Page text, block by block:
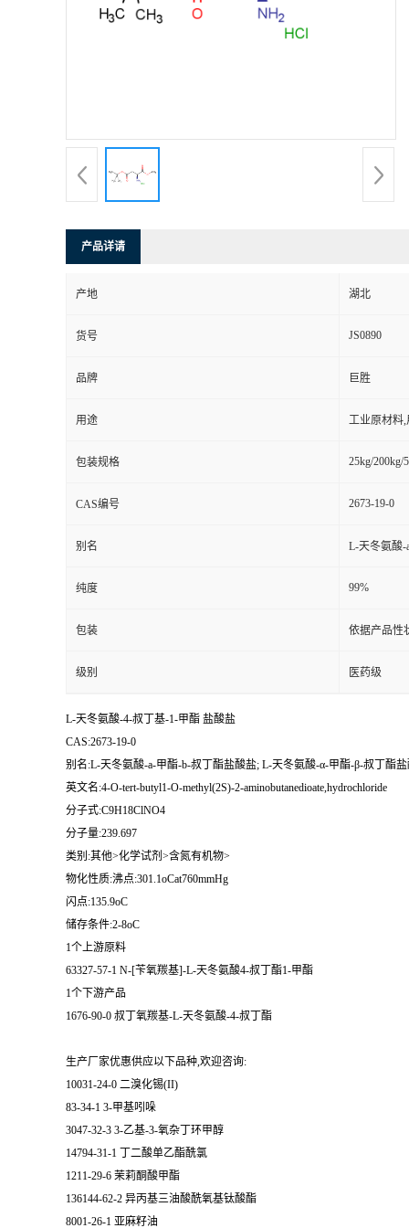
产品详请
产地 湖北
货号 JS0890
品牌 巨胜
用途 工业原材料
包装规格 25kg/200kg/
CAS编号 2673-19-0
别名 L-天冬氨酸-
纯度 99%
包装 依据产品性
级别 医药级
L-天冬氨酸-4-叔丁基-1-甲酯 盐酸盐
CAS:2673-19-0
别名:L-天冬氨酸-a-甲酯-b-叔丁酯盐酸盐; L-天冬氨酸-α-甲酯-β-叔丁酯
英文名:4-O-tert-butyl1-O-methyl(2S)-2-aminobutanedioate,hydrochloride
分子式:C9H18ClNO4
分子量:239.697
类别:其他>化学试剂>含氮有机物>
物化性质:沸点:301.1oCat760mmHg
闪点:135.9oC
储存条件:2-8oC
1个上游原料
63327-57-1 N-[苄氧羰基]-L-天冬氨酸4-叔丁酯1-甲酯
1个下游产品
1676-90-0 叔丁氧羰基-L-天冬氨酸-4-叔丁酯
生产厂家优惠供应以下品种,欢迎咨询:
10031-24-0 二溴化锡(II)
83-34-1 3-甲基吲哚
3047-32-3 3-乙基-3-氧杂丁环甲醇
14794-31-1 丁二酸单乙酯酰氯
1211-29-6 茉莉酮酸甲酯
136144-62-2 异丙基三油酸酰氧基钛酸酯
8001-26-1 亚麻籽油